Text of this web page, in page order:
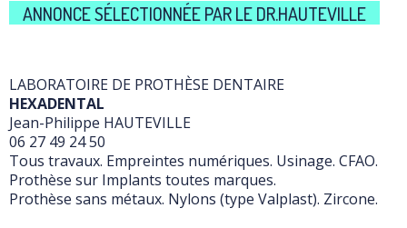
ANNONCE SÉLECTIONNÉE PAR LE DR.HAUTEVILLE
LABORATOIRE DE PROTHÈSE DENTAIRE
HEXADENTAL
Jean-Philippe HAUTEVILLE
06 27 49 24 50
Tous travaux. Empreintes numériques. Usinage. CFAO.
Prothèse sur Implants toutes marques.
Prothèse sans métaux. Nylons (type Valplast). Zircone.